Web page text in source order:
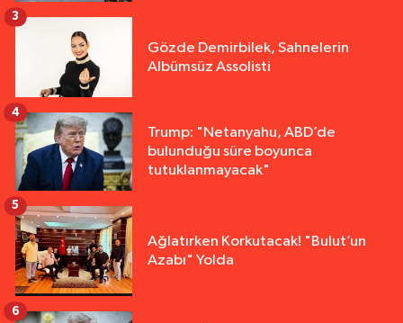
Gözde Demirbilek, Sahnelerin
Albümsüz Assolisti
3
Trump: "Netanyahu, ABD’de
bulunduğu süre boyunca
tutuklanmayacak"
4
Ağlatırken Korkutacak! "Bulut’un
Azabı" Yolda
5
6